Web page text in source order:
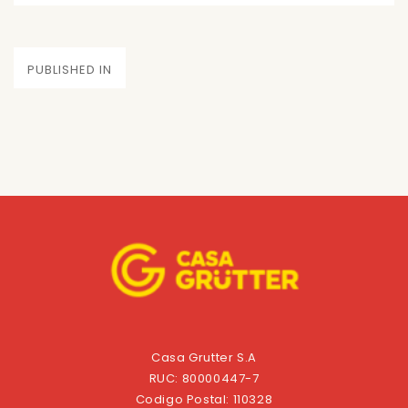
Navegación
PUBLISHED IN
Casa Grutter S.A
RUC: 80000447-7
Codigo Postal: 110328